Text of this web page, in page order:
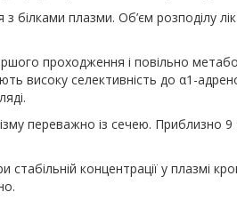
білками плазми. Об’єм розподілу
проходження і повільно
високу селективність до α1 -
переважно із сечею. Приблизно 9
концентрації у плазмі